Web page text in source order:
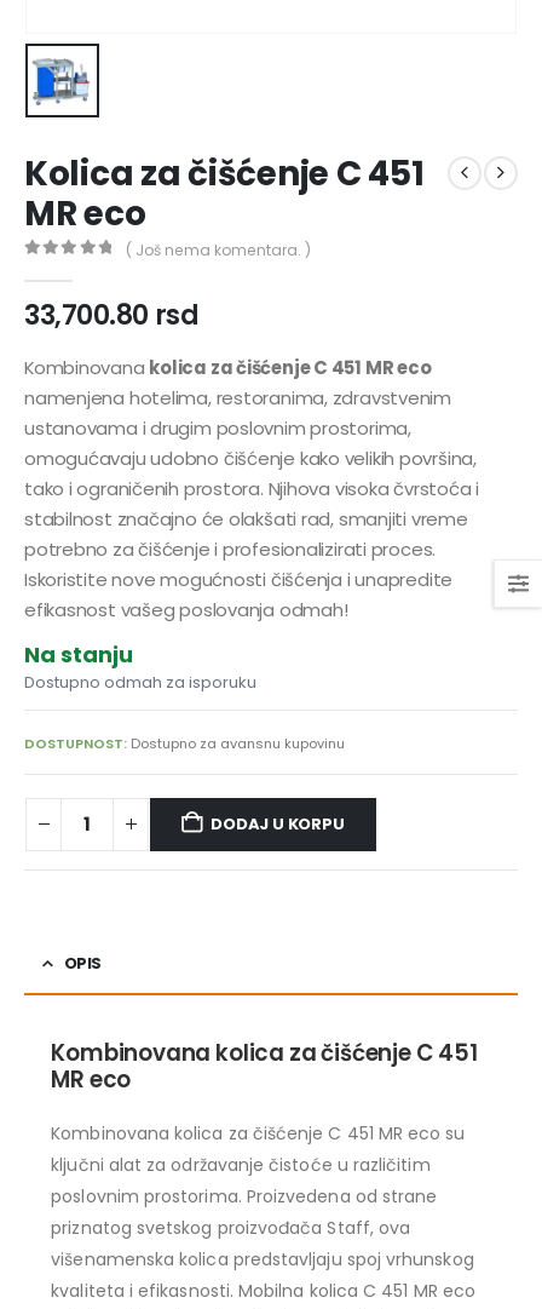
Kolica za čišćenje C 451
MR eco
( Još nema komentara. )
33,700.80 rsd
Kombinovana kolica za čišćenje C 451 MR eco
namenjena hotelima, restoranima, zdravstvenim
ustanovama i drugim poslovnim prostorima,
omogućavaju udobno čišćenje kako velikih površina,
tako i ograničenih prostora. Njihova visoka čvrstoća i
stabilnost značajno će olakšati rad, smanjiti vreme
potrebno za čišćenje i profesionalizirati proces.
Iskoristite nove mogućnosti čišćenja i unapredite
efikasnost vašeg poslovanja odmah!
Na stanju
Dostupno odmah za isporuku
DOSTUPNOST: Dostupno za avansnu kupovinu
DODAJ U KORPU
OPIS
Kombinovana kolica za čišćenje C 451
MR eco
Kombinovana kolica za čišćenje C 451 MR eco su
ključni alat za održavanje čistoće u različitim
poslovnim prostorima. Proizvedena od strane
priznatog svetskog proizvođača Staff, ova
višenamenska kolica predstavljaju spoj vrhunskog
kvaliteta i efikasnosti. Mobilna kolica C 451 MR eco